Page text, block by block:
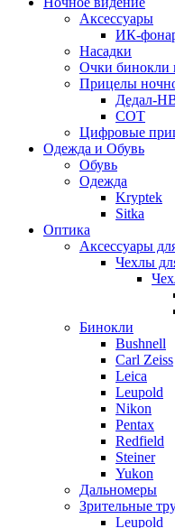
Аксессуары
ИК-
Насадки
Очки бинокли
Прицелы
Дедал-
СОТ
Цифровые
Одежда и Обувь
Обувь
Одежда
Kryptek
Sitka
Оптика
Аксессуары
Чехлы
Бинокли
Bushnell
Carl Zeiss
Leica
Leupold
Nikon
Pentax
Redfield
Steiner
Yukon
Дальномеры
Зрительные
Leupold